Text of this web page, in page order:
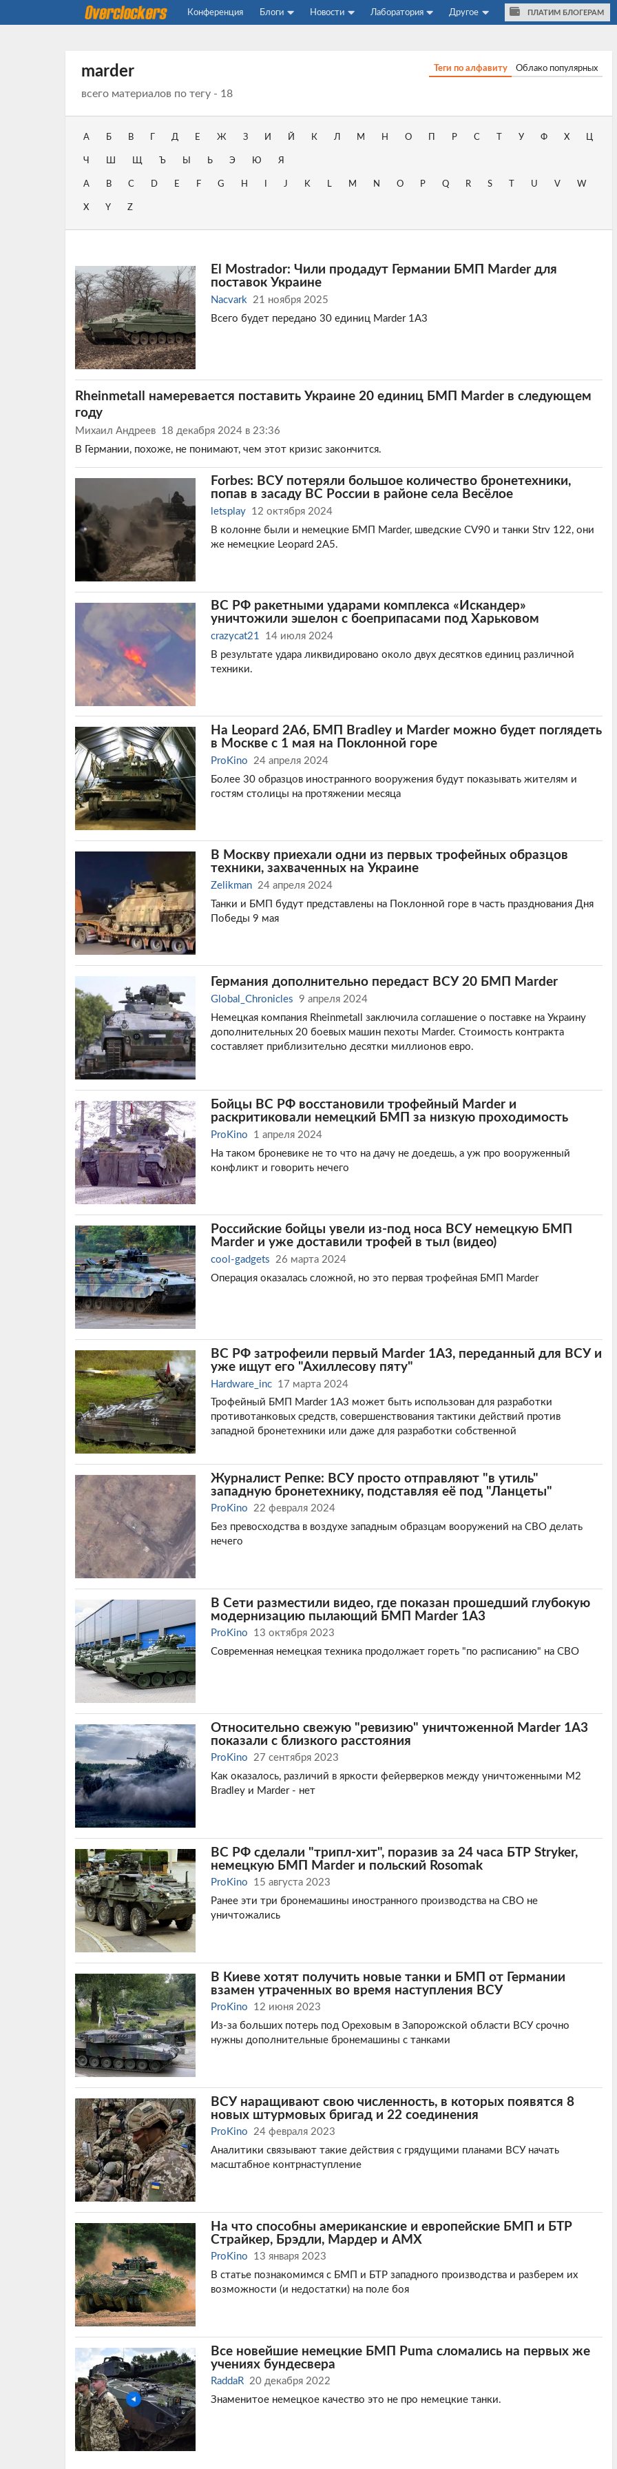
Конференция Блоги Новости Лаборатория Другое ПЛАТИМ БЛОГЕРАМ
marder
всего материалов по тегу - 18
Теги по алфавиту Облако популярных
А Б В Д Е Ж З И Й К Л М Н О Р С У Ф Х Ц
Ч Ш Щ Ъ Ы Ь Э Ю Я
A B C D E F G H J K L M N O P Q R S U V W
X Y Z
El Mostrador: Чили продадут Германии БМП Marder для
поставок Украине
Nacvark
21 ноября 2025
Всего будет передано 30 единиц Marder 1A3
Rheinmetall намеревается поставить Украине 20 единиц БМП Marder в следующем
году
Михаил Андреев 18 декабря 2024 в 23:36
В Германии, похоже, не понимают, чем этот кризис закончится.
Forbes: ВСУ потеряли большое количество бронетехники,
попав в засаду ВС России в районе села Весёлое
letsplay
12 октября 2024
В колонне были и немецкие БМП Marder, шведские CV90 и танки Strv 122, они
же немецкие Leopard 2A5.
ВС РФ ракетными ударами комплекса «Искандер»
уничтожили эшелон с боеприпасами под Харьковом
crazycat21
14 июля 2024
В результате удара ликвидировано около двух десятков единиц различной
техники.
На Leopard 2A6, БМП Bradley и Marder можно будет поглядеть
в Москве с 1 мая на Поклонной горе
ProKino
24 апреля 2024
Более 30 образцов иностранного вооружения будут показывать жителям и
гостям столицы на протяжении месяца
В Москву приехали одни из первых трофейных образцов
техники, захваченных на Украине
Zelikman
24 апреля 2024
Танки и БМП будут представлены на Поклонной горе в часть празднования Дня
Победы 9 мая
Германия дополнительно передаст ВСУ 20 БМП Marder
Global_Chronicles
9 апреля 2024
Немецкая компания Rheinmetall заключила соглашение о поставке на Украину
дополнительных 20 боевых машин пехоты Marder. Стоимость контракта
составляет приблизительно десятки миллионов евро.
Бойцы ВС РФ восстановили трофейный Marder и
раскритиковали немецкий БМП за низкую проходимость
ProKino
1 апреля 2024
На таком броневике не то что на дачу не доедешь, а уж про вооруженный
конфликт и говорить нечего
Российские бойцы увели из-под носа ВСУ немецкую БМП
Marder и уже доставили трофей в тыл (видео)
cool-gadgets
26 марта 2024
Операция оказалась сложной, но это первая трофейная БМП Marder
ВС РФ затрофеили первый Marder 1A3, переданный для ВСУ и
уже ищут его "Ахиллесову пяту"
Hardware_inc
17 марта 2024
Трофейный БМП Marder 1A3 может быть использован для разработки
противотанковых средств, совершенствования тактики действий против
западной бронетехники или даже для разработки собственной
Журналист Репке: ВСУ просто отправляют "в утиль"
западную бронетехнику, подставляя её под "Ланцеты"
ProKino
22 февраля 2024
Без превосходства в воздухе западным образцам вооружений на СВО делать
нечего
В Сети разместили видео, где показан прошедший глубокую
модернизацию пылающий БМП Marder 1A3
ProKino
13 октября 2023
Современная немецкая техника продолжает гореть "по расписанию" на СВО
Относительно свежую "ревизию" уничтоженной Marder 1А3
показали с близкого расстояния
ProKino
27 сентября 2023
Как оказалось, различий в яркости фейерверков между уничтоженными M2
Bradley и Marder - нет
ВС РФ сделали "трипл-хит", поразив за 24 часа БТР Stryker,
немецкую БМП Marder и польский Rosomak
ProKino
15 августа 2023
Ранее эти три бронемашины иностранного производства на СВО не
уничтожались
В Киеве хотят получить новые танки и БМП от Германии
взамен утраченных во время наступления ВСУ
ProKino
12 июня 2023
Из-за больших потерь под Ореховым в Запорожской области ВСУ срочно
нужны дополнительные бронемашины с танками
ВСУ наращивают свою численность, в которых появятся 8
новых штурмовых бригад и 22 соединения
ProKino
24 февраля 2023
Аналитики связывают такие действия с грядущими планами ВСУ начать
масштабное контрнаступление
На что способны американские и европейские БМП и БТР
Страйкер, Брэдли, Мардер и AMX
ProKino
13 января 2023
В статье познакомимся с БМП и БТР западного производства и разберем их
возможности (и недостатки) на поле боя
Все новейшие немецкие БМП Puma сломались на первых же
учениях бундесвера
RaddaR 20 декабря 2022
Знаменитое немецкое качество это не про немецкие танки.